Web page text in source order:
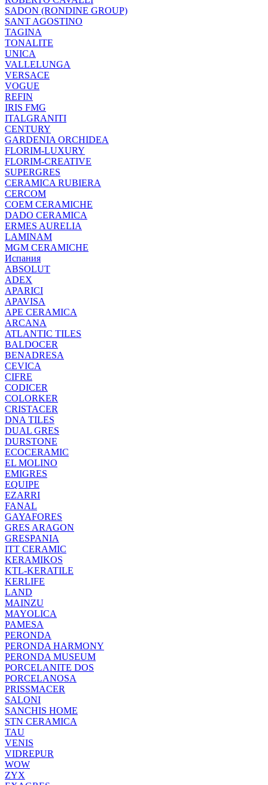
SADON (RONDINE GROUP)
SANT AGOSTINO
TAGINA
TONALITE
UNICA
VALLELUNGA
VERSACE
VOGUE
REFIN
IRIS FMG
ITALGRANITI
CENTURY
GARDENIA ORCHIDEA
FLORIM-LUXURY
FLORIM-CREATIVE
SUPERGRES
CERAMICA RUBIERA
CERCOM
COEM CERAMICHE
DADO CERAMICA
ERMES AURELIA
LAMINAM
MGM CERAMICHE
Испания
ABSOLUT
ADEX
APARICI
APAVISA
APE CERAMICA
ARCANA
ATLANTIC TILES
BALDOCER
BENADRESA
CEVICA
CIFRE
CODICER
COLORKER
CRISTACER
DNA TILES
DUAL GRES
DURSTONE
ECOCERAMIC
EL MOLINO
EMIGRES
EQUIPE
EZARRI
FANAL
GAYAFORES
GRES ARAGON
GRESPANIA
ITT CERAMIC
KERAMIKOS
KTL-KERATILE
KERLIFE
LAND
MAINZU
MAYOLICA
PAMESA
PERONDA
PERONDA HARMONY
PERONDA MUSEUM
PORCELANITE DOS
PORCELANOSA
PRISSMACER
SALONI
SANCHIS HOME
STN CERAMICA
TAU
VENIS
VIDREPUR
WOW
ZYX